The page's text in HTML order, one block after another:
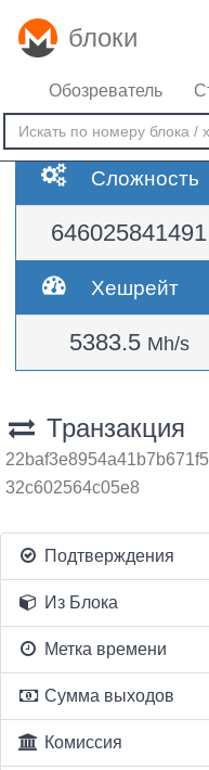
блоки
Обозреватель
Сложность
646025841491
Хешрейт
5383.5 Mh/s
Транзакция
32c602564c05e8
Подтверждения
Из Блока
Метка времени
Сумма выходов
Комиссия